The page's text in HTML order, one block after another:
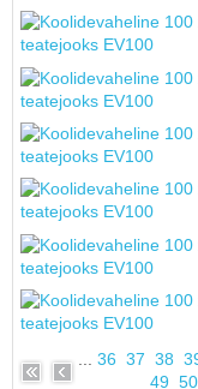
36 37 38
49 50